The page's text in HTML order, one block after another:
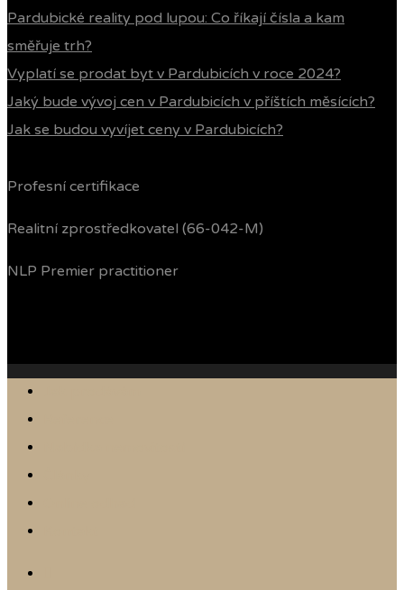
Pardubické reality pod lupou: Co říkají čísla a kam
směřuje trh?
Vyplatí se prodat byt v Pardubicích v roce 2024?
Jaký bude vývoj cen v Pardubicích v příštích měsících?
Jak se budou vyvíjet ceny v Pardubicích?
Profesní certifikace
Realitní zprostředkovatel (66-042-M)
NLP Premier practitioner